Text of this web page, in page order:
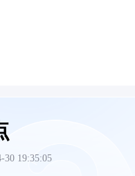
30 19:35:05